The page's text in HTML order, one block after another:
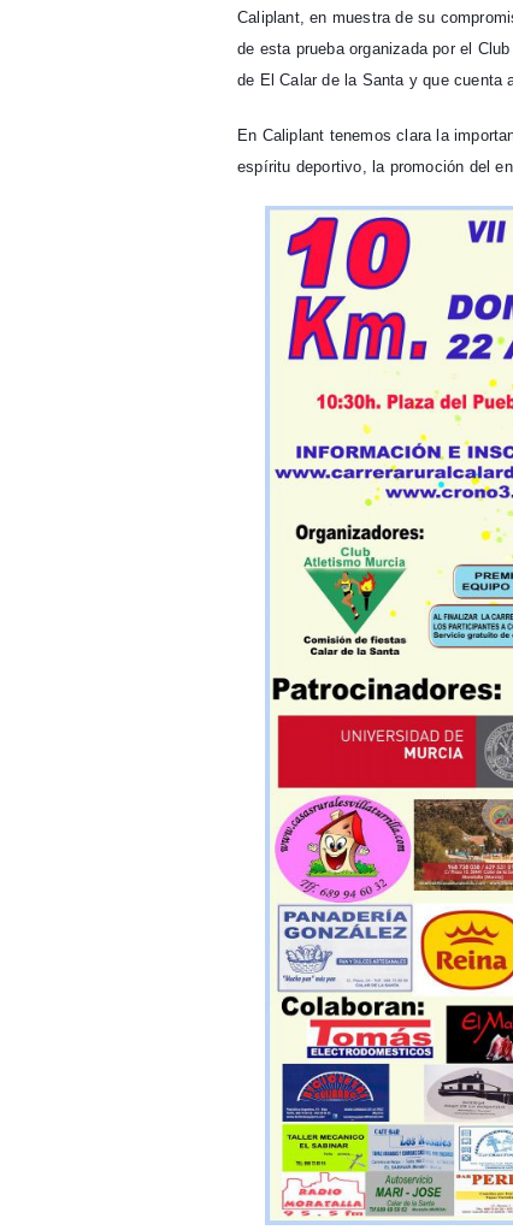
Caliplant, en muestra de su
de esta prueba organizada por el
de El Calar de la Santa y que cuenta
En Caliplant tenemos clara la
espíritu deportivo, la promoción del